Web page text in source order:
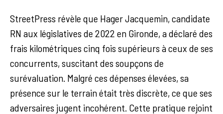
StreetPress révèle que Hager Jacquemin, candidate
RN aux législatives de 2022 en Gironde, a déclaré des
frais kilométriques cinq fois supérieurs à ceux de ses
concurrents, suscitant des soupçons de
surévaluation. Malgré ces dépenses élevées, sa
présence sur le terrain était très discrète, ce que ses
adversaires jugent incohérent. Cette pratique rejoint